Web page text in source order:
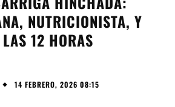
NUTRICIONISTA, Y
12 HORAS
14 FEBRERO, 2026 08:15